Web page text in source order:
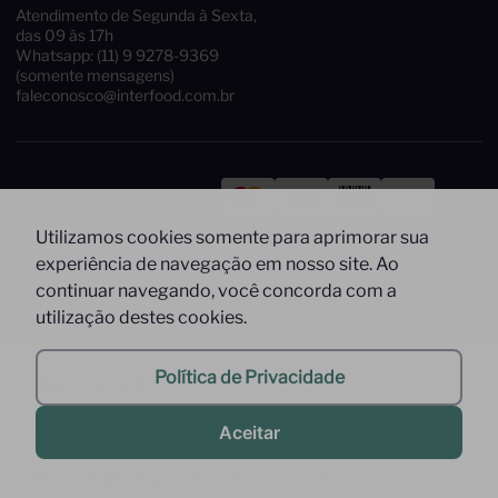
Utilizamos cookies somente para aprimorar sua
experiência de navegação em nosso site. Ao
continuar navegando, você concorda com a
utilização destes cookies.
Política de Privacidade
Aceitar
Atendimento de Segunda à Sexta,
das 09 às 17h
Whatsapp: (11) 9 9278-9369
(somente mensagens)
faleconosco@interfood.com.br
Segurança
2022 @ All Right Reserved to Interfood Importação
Ltda.
Interfood Importação Ltda. CNPJ Nº
36.357.994/0001-45 Rua Cacique Tibiriça, 320 - São Bernardo do
Campo - SP CEP: 09651-050 -